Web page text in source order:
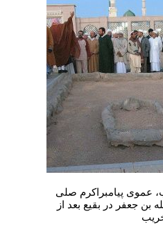
عموی پیامبراکرم صلی
بن جعفر در بقیع بعد از